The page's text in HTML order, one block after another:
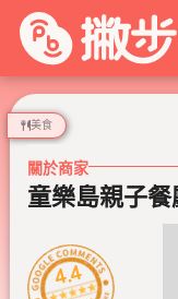
美食
關於商家
童樂島親子餐
4.4